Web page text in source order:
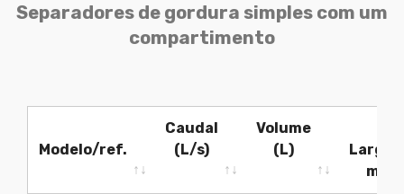
Separadores de gordura simples com um
compartimento
Modelo/ref.
Caudal
(L/s)
Volume
(L)
mm